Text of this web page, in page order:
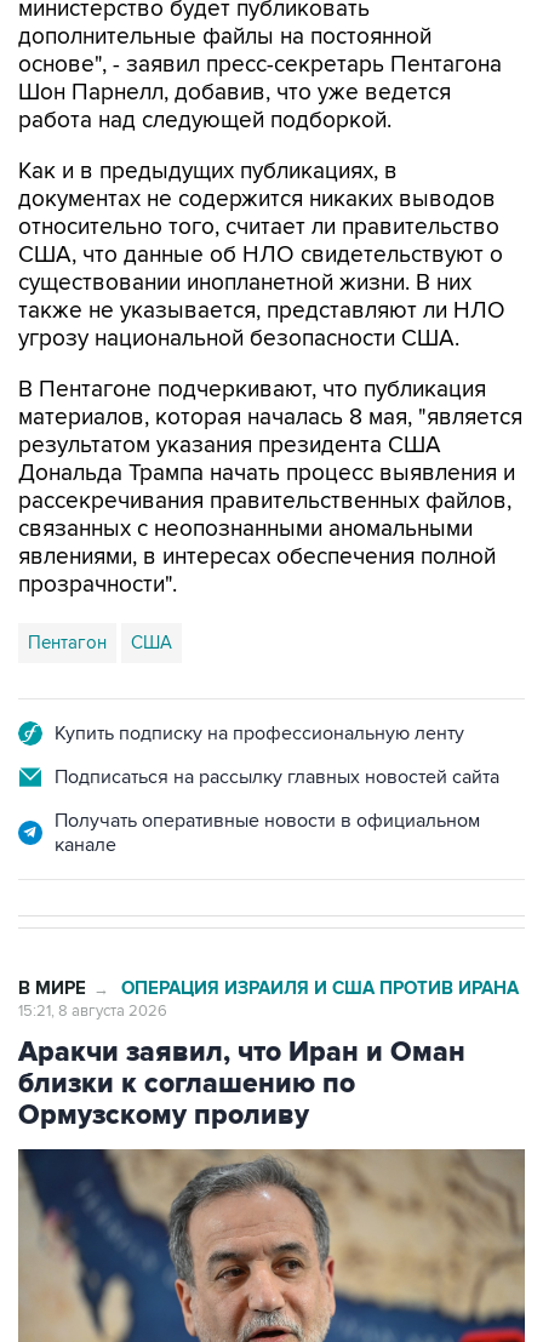
основе", - заявил пресс-секретарь Пентагона
Шон Парнелл, добавив, что уже ведется
работа над следующей подборкой.
Как и в предыдущих публикациях, в
относительно того, считает ли правительство
США, что данные об НЛО свидетельствуют о
существовании инопланетной жизни. В них
также не указывается, представляют ли НЛО
угрозу национальной безопасности США.
В Пентагоне подчеркивают, что публикация
результатом указания президента США
Дональда Трампа начать процесс выявления и
рассекречивания правительственных файлов,
связанных с неопознанными аномальными
явлениями, в интересах обеспечения полной
прозрачности".
Пентагон США
Подписаться на рассылку главных новостей сайта
Получать оперативные новости в официальном
Аракчи заявил, что Иран и Оман
близки к соглашению по
Ормузскому проливу